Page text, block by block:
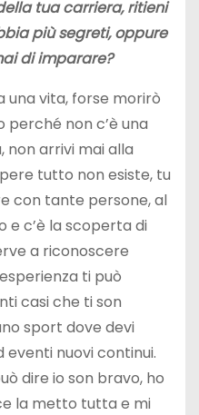
tua carriera, ritieni
più segreti, oppure
di imparare?
una vita, forse morirò
non c’è una
non arrivi mai alla
tutto non esiste, tu
con tante persone, al
e c’è la scoperta di
a riconoscere
ti può
casi che ti son
sport dove devi
nuovi continui.
dire io son bravo, ho
la metto tutta e mi